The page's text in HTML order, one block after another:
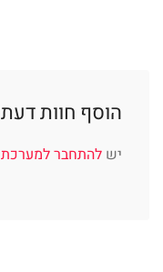
הוסף חוות דעת
יש להתחבר למערכת